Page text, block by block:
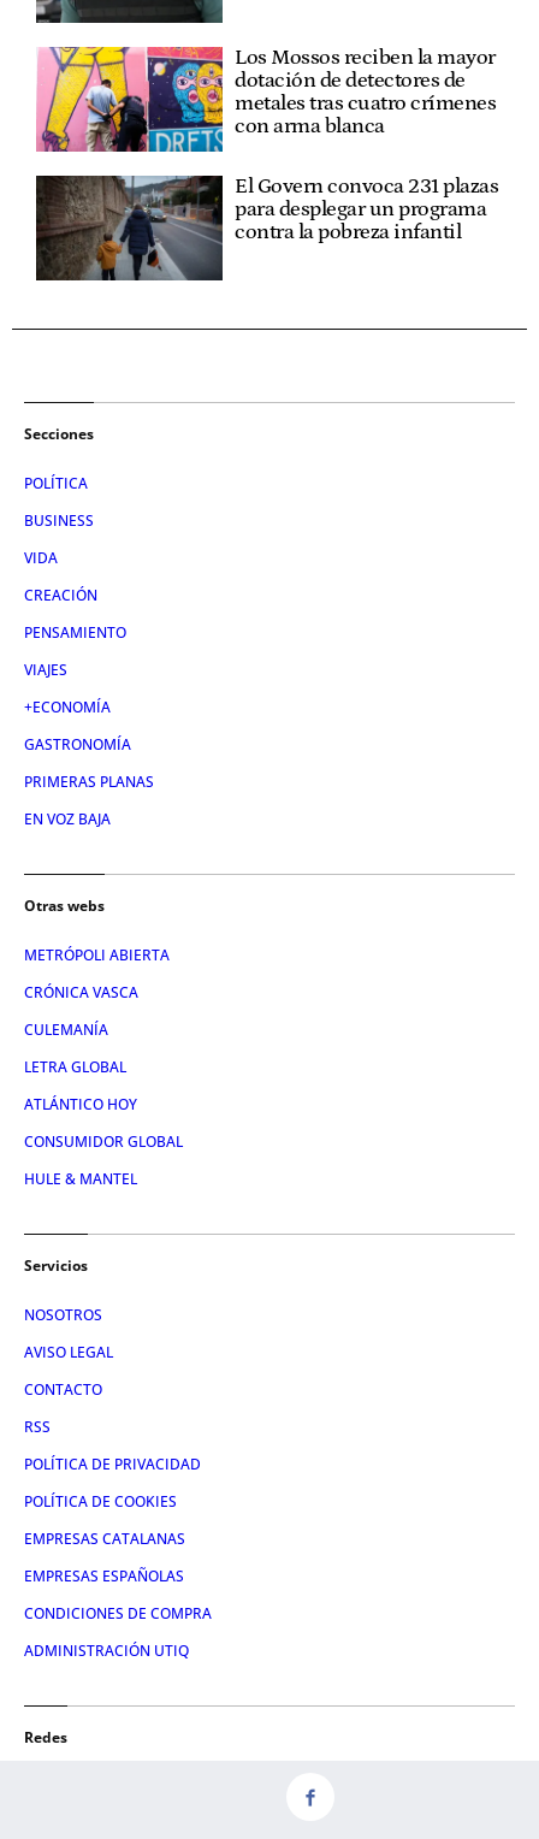
Los Mossos reciben la mayor
dotación de detectores de
metales tras cuatro crímenes
con arma blanca
El Govern convoca 231 plazas
para desplegar un programa
contra la pobreza infantil
Secciones
POLÍTICA
BUSINESS
VIDA
CREACIÓN
PENSAMIENTO
VIAJES
+ECONOMÍA
GASTRONOMÍA
PRIMERAS PLANAS
EN VOZ BAJA
Otras webs
METRÓPOLI ABIERTA
CRÓNICA VASCA
CULEMANÍA
LETRA GLOBAL
ATLÁNTICO HOY
CONSUMIDOR GLOBAL
HULE & MANTEL
Servicios
NOSOTROS
AVISO LEGAL
CONTACTO
RSS
POLÍTICA DE PRIVACIDAD
POLÍTICA DE COOKIES
EMPRESAS CATALANAS
EMPRESAS ESPAÑOLAS
CONDICIONES DE COMPRA
ADMINISTRACIÓN UTIQ
Redes